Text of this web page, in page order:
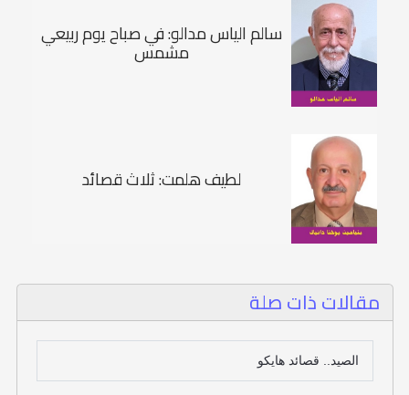
سالم الياس مدالو: في صباح يوم ربيعي
مشمس
لطيف هلمت: ثلاث قصائد
مقالات ذات صلة
الصيد.. قصائد هايكو